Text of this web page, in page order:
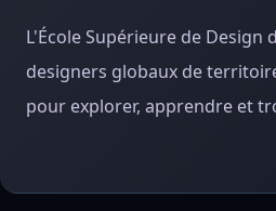
L'École Supérieure de
designers globaux de
pour explorer, apprendre et